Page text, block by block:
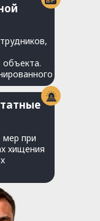
объекта.
мер при
хищения